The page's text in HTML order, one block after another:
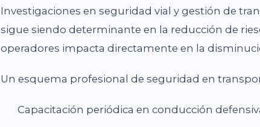
Investigaciones en seguridad vial y gestión de
sigue siendo determinante en la reducción de
operadores impacta directamente en la
Un esquema profesional de seguridad en
Capacitación periódica en conducción